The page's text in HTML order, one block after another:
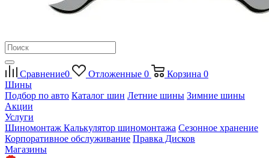
Сравнение0 Отложенные 0 Корзина 0
Шины
Подбор по авто Каталог шин Летние шины Зимние шины
Акции
Услуги
Шиномонтаж Калькулятор шиномонтажа Сезонное хранение
Корпоративное обслуживание Правка Дисков
Магазины